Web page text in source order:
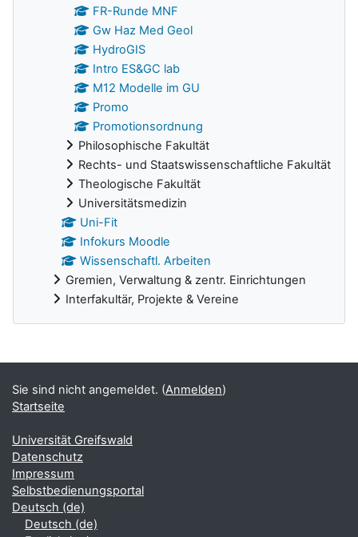
FR-Runde MNF
Gw Haz Med Geol
HydroGIS
Intro ES&GC lab
M12 Modelle im GU
Promo
Promotionsordnung
Philosophische Fakultät
Rechts- und Staatswissenschaftliche Fakultät
Theologische Fakultät
Universitätsmedizin
Uni-Fit
Infokurs Moodle
Wissenschaftl. Arbeiten
Gremien, Verwaltung & zentr. Einrichtungen
Interfakultär, Projekte & Vereine
Ergänzungsblöcke
Sie sind nicht angemeldet. (Anmelden)
Startseite
Universität Greifswald
Datenschutz
Impressum
Selbstbedienungsportal
Deutsch ‎(de)‎
Deutsch ‎(de)‎